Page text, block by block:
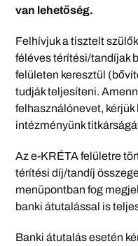
van lehetőség.
Felhívjuk a tisztelt
féléves térítési/tandíjak
felületen keresztül
tudják teljesíteni.
felhasználónevet,
intézményünk
Az e-KRÉTA felületre
térítési díj/tandíj
menüpontban fog
banki átutalással is
Banki átutalás esetén